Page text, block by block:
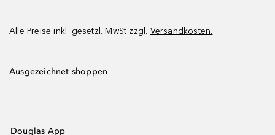
Alle Preise inkl. gesetzl. MwSt zzgl. Versandkosten.
Ausgezeichnet shoppen
Douglas App